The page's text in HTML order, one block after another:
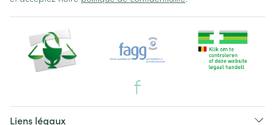
Liens légaux